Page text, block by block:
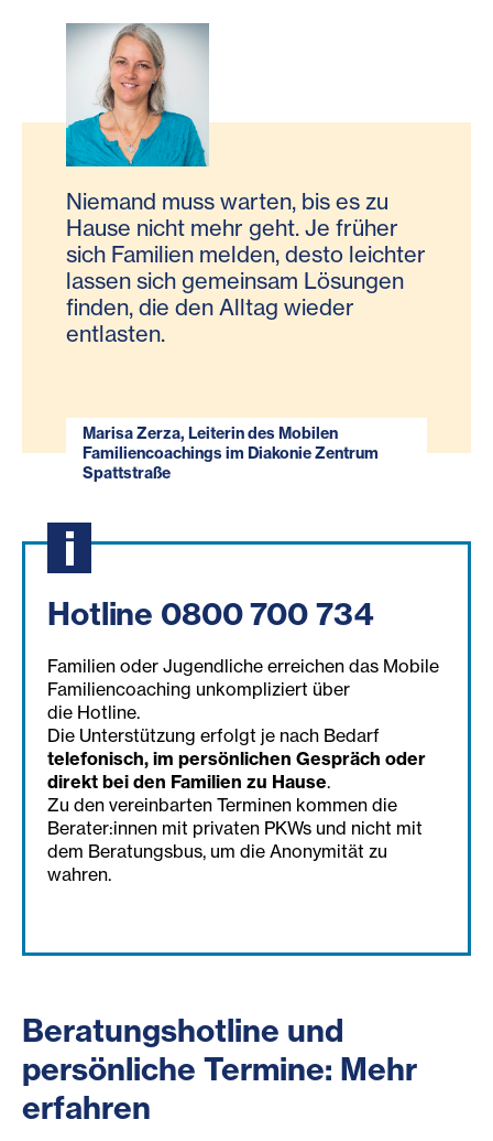
Niemand muss warten, bis es zu
Hause nicht mehr geht. Je früher
sich Familien melden, desto leichter
lassen sich gemeinsam Lösungen
finden, die den Alltag wieder
entlasten.
Marisa Zerza, Leiterin des Mobilen
Familiencoachings im Diakonie Zentrum
Spattstraße
Hotline 0800 700 734
Familien oder Jugendliche erreichen das Mobile
Familiencoaching unkompliziert über
die Hotline.
Die Unterstützung erfolgt je nach Bedarf
telefonisch, im persönlichen Gespräch oder
direkt bei den Familien zu Hause.
Zu den vereinbarten Terminen kommen die
Berater:innen mit privaten PKWs und nicht mit
dem Beratungsbus, um die Anonymität zu
wahren.
Beratungshotline und
persönliche Termine: Mehr
erfahren